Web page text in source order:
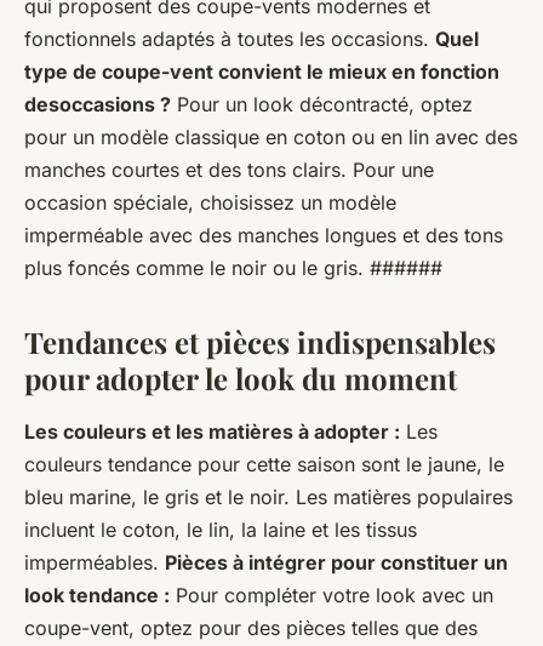
qui proposent des coupe-vents modernes et
fonctionnels adaptés à toutes les occasions. Quel
type de coupe-vent convient le mieux en fonction
desoccasions ? Pour un look décontracté, optez
pour un modèle classique en coton ou en lin avec des
manches courtes et des tons clairs. Pour une
occasion spéciale, choisissez un modèle
imperméable avec des manches longues et des tons
plus foncés comme le noir ou le gris. ######
Tendances et pièces indispensables
pour adopter le look du moment
Les couleurs et les matières à adopter : Les
couleurs tendance pour cette saison sont le jaune, le
bleu marine, le gris et le noir. Les matières populaires
incluent le coton, le lin, la laine et les tissus
imperméables. Pièces à intégrer pour constituer un
look tendance : Pour compléter votre look avec un
coupe-vent, optez pour des pièces telles que des